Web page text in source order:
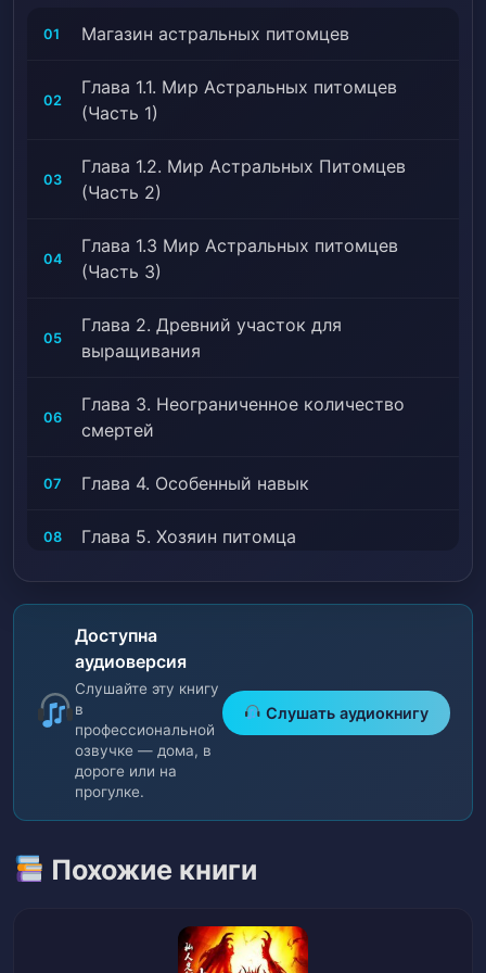
Культивация, Культивация обогащения, Младшая
Прирученные животные, Протагонист — парень,
Сверхсильный протагонист, Система уровней,
протагонист, Становление сильного, Укротитель
монстров, Элементы игры
01 Магазин астральных питомцев
02
Глава 1.1. Мир Астральных питомцев
(Часть 1)
03
Глава 1.2. Мир Астральных Питомцев
(Часть 2)
04
Глава 1.3 Мир Астральных питомцев
(Часть 3)
05
Глава 2. Древний участок для
выращивания
06
Глава 3. Неограниченное количество
смертей
07 Глава 4. Особенный навык
08 Глава 5. Хозяин питомца
Глава 7. Три услуги
11 Глава 8. Духовный колодец Хаоса
Глава 9. Навык семейства грозовых
седьмого ранга — Громовой разрез
(Часть 1)
13
седьмого ранга — Громовой разрез
Глава 11. Необычная Громовая белка
Доступна
аудиоверсия
Слушайте эту книгу
в
профессиональной
озвучке — дома, в
дороге или на
прогулке.
Слушать аудиокнигу
Похожие книги